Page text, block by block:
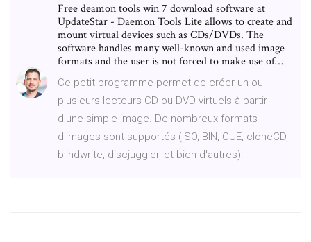
Free deamon tools win 7 download software at
UpdateStar - Daemon Tools Lite allows to create and
mount virtual devices such as CDs/DVDs. The
software handles many well-known and used image
formats and the user is not forced to make use of…
Ce petit programme permet de créer un ou
plusieurs lecteurs CD ou DVD virtuels à partir
d'une simple image. De nombreux formats
d'images sont supportés (ISO, BIN, CUE, cloneCD,
blindwrite, discjuggler, et bien d'autres).